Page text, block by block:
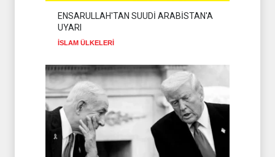
ENSARULLAH'TAN SUUDİ ARABİSTAN'A
UYARI
İSLAM ÜLKELERİ